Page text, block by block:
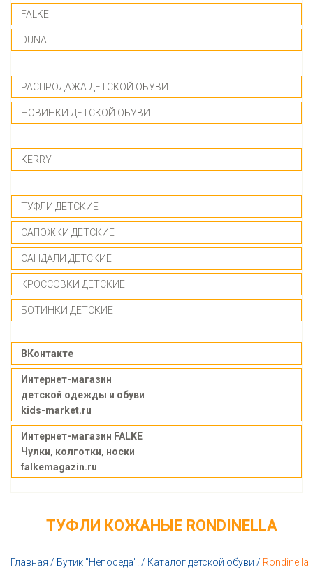
FALKE
DUNA
РАСПРОДАЖА ДЕТСКОЙ ОБУВИ
НОВИНКИ ДЕТСКОЙ ОБУВИ
KERRY
ТУФЛИ ДЕТСКИЕ
САПОЖКИ ДЕТСКИЕ
САНДАЛИ ДЕТСКИЕ
КРОССОВКИ ДЕТСКИЕ
БОТИНКИ ДЕТСКИЕ
ВКонтакте
Интернет-магазин
детской одежды и обуви
kids-market.ru
Интернет-магазин FALKE
Чулки, колготки, носки
falkemagazin.ru
ТУФЛИ КОЖАНЫЕ RONDINELLA
Главная / Бутик "Непоседа"! / Каталог детской обуви / Rondinella